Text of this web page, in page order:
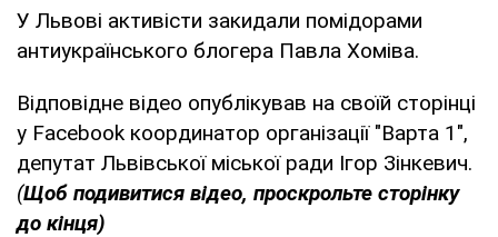
У Львові активісти закидали помідорами
антиукраїнського блогера Павла Хоміва.
Відповідне відео опублікував на своїй сторінці
у Facebook координатор організації "Варта 1",
депутат Львівської міської ради Ігор Зінкевич.
(Щоб подивитися відео, проскрольте сторінку
до кінця)